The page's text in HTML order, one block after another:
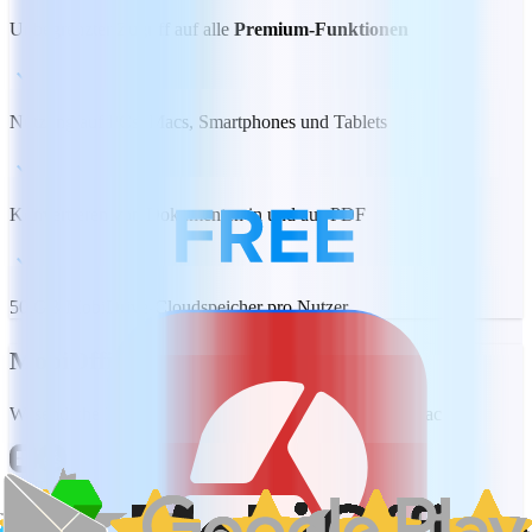
Unbegrenzter Zugriff auf alle Premium-Funktionen
Nutzung auf PCs, Macs, Smartphones und Tablets
Konvertieren von Dokumenten in und aus PDF
50 GB MobiDrive-Cloudspeicher pro Nutzer
MobiOffice Lifetime
Wesentliche Bürobearbeitungsfunktionen, 1 PC oder Mac
CHF 82.00
Einmaliger Kauf